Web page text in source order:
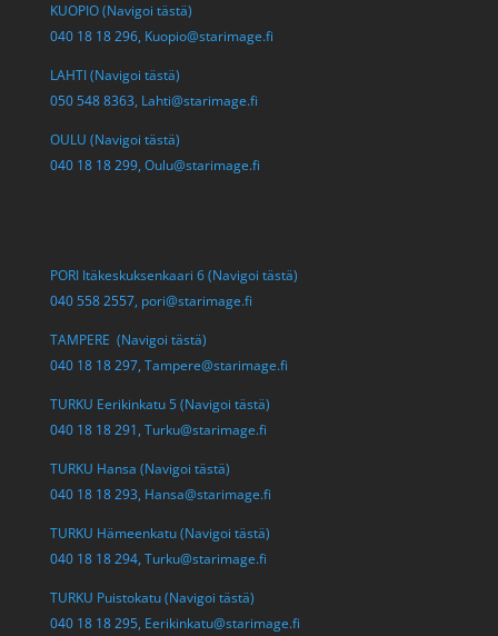
KUOPIO (Navigoi tästä)
040 18 18 296, Kuopio@starimage.fi
LAHTI (Navigoi tästä)
050 548 8363, Lahti@starimage.fi
OULU (Navigoi tästä)
040 18 18 299, Oulu@starimage.fi
PORI Itäkeskuksenkaari 6 (Navigoi tästä)
040 558 2557, pori@starimage.fi
TAMPERE (Navigoi tästä)
040 18 18 297, Tampere@starimage.fi
TURKU Eerikinkatu 5 (Navigoi tästä)
040 18 18 291, Turku@starimage.fi
TURKU Hansa (Navigoi tästä)
040 18 18 293, Hansa@starimage.fi
TURKU Hämeenkatu (Navigoi tästä)
040 18 18 294, Turku@starimage.fi
TURKU Puistokatu (Navigoi tästä)
040 18 18 295, Eerikinkatu@starimage.fi